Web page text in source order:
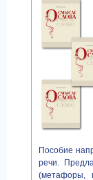
Пособие
речи.
(метафоры,